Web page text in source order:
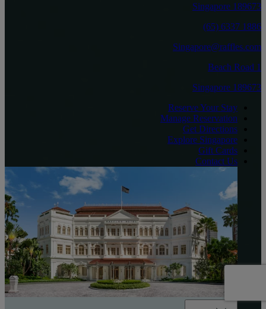
Singapore 189673
‎(65) 6337 1886
Singapore@raffles.com
1 Beach Road
Singapore 189673
Reserve Your Stay
Manage Reservation
Get Directions
Explore Singapore
Gift Cards
Contact Us